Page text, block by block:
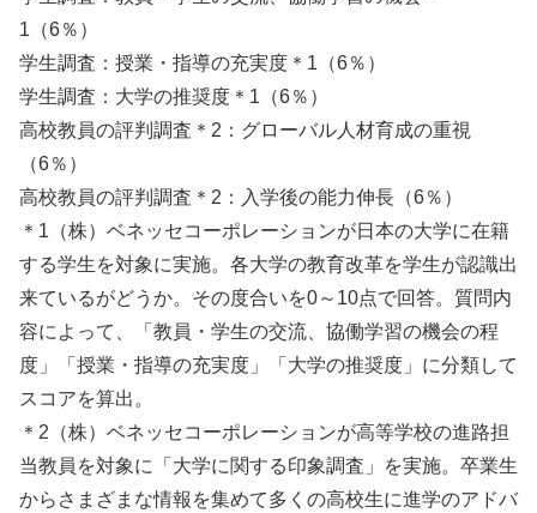
1（6％）
学生調査：授業・指導の充実度＊1（6％）
学生調査：大学の推奨度＊1（6％）
高校教員の評判調査＊2：グローバル人材育成の重視
（6％）
高校教員の評判調査＊2：入学後の能力伸長（6％）
＊1（株）ベネッセコーポレーションが日本の大学に在籍
する学生を対象に実施。各大学の教育改革を学生が認識出
来ているがどうか。その度合いを0～10点で回答。質問内
容によって、「教員・学生の交流、協働学習の機会の程
度」「授業・指導の充実度」「大学の推奨度」に分類して
スコアを算出。
＊2（株）ベネッセコーポレーションが高等学校の進路担
当教員を対象に「大学に関する印象調査」を実施。卒業生
からさまざまな情報を集めて多くの高校生に進学のアドバ